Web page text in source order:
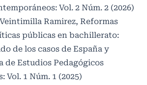
Vol. 2 Núm. 2 (2026)
Ramirez, Reformas
públicas en bachillerato:
de los casos de España y
de Estudios Pedagógicos
Vol. 1 Núm. 1 (2025)